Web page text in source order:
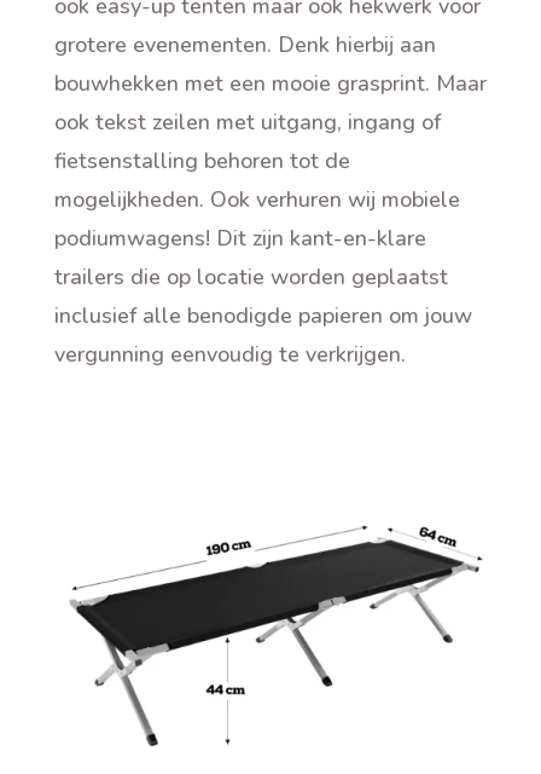
grotere evenementen. Denk hierbij aan
bouwhekken met een mooie grasprint. Maar
ook tekst zeilen met uitgang, ingang of
fietsenstalling behoren tot de
mogelijkheden. Ook verhuren wij mobiele
podiumwagens! Dit zijn kant-en-klare
trailers die op locatie worden geplaatst
inclusief alle benodigde papieren om jouw
vergunning eenvoudig te verkrijgen.